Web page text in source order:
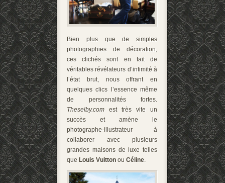
Bien plus que de simples
photographies de décoration,
ces clichés sont en fait de
véritables révélateurs d’intimité à
l’état brut, nous offrant en
quelques clics l’essence même
de personnalités fortes.
Theselby.com est très vite un
succès et amène le
photographe-illustrateur à
collaborer avec plusieurs
grandes maisons de luxe telles
que Louis Vuitton ou Céline